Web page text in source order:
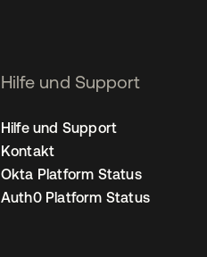
Hilfe und Support
Hilfe und Support
Kontakt
Okta Platform Status
Auth0 Platform Status